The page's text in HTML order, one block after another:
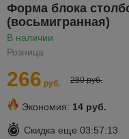
Форма блока
(восьмигранная)
В наличии
Розница
266 руб. 280 руб.
Экономия: 14 руб.
Скидка еще 03:57:13